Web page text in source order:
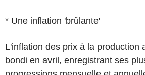
* Une inflation 'brûlante'
L'inflation des prix à la production
bondi en avril, enregistrant ses